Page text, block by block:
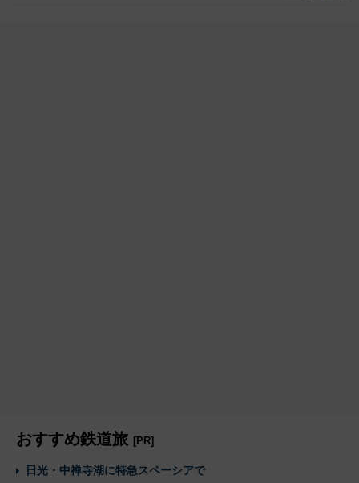
おすすめ鉄道旅 [PR]
日光・中禅寺湖に特急スペーシアで